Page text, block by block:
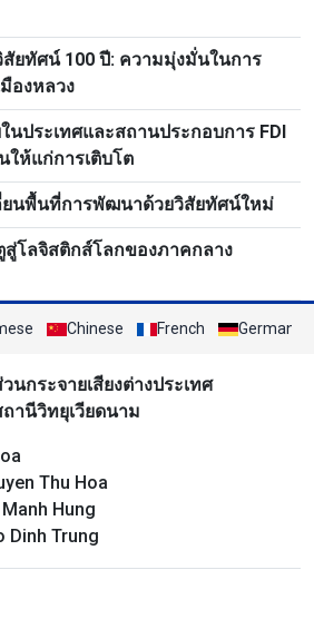
สัยทัศน์ 100 ปี: ความมุ่งมั่นในการ
องหลวง
ประเทศและสถานประกอบการ FDI
ให้แก่การเติบโต
ยนพื้นที่การพัฒนาด้วยวิสัยทัศน์ใหม่
สู่โลจิสติกส์โลกของภาคกลาง
Chinese French German
นกระจายเสียงต่างประเทศ
ถานีวิทยุเวียดนาม
Thu Hoa
Manh Hung
Dinh Trung